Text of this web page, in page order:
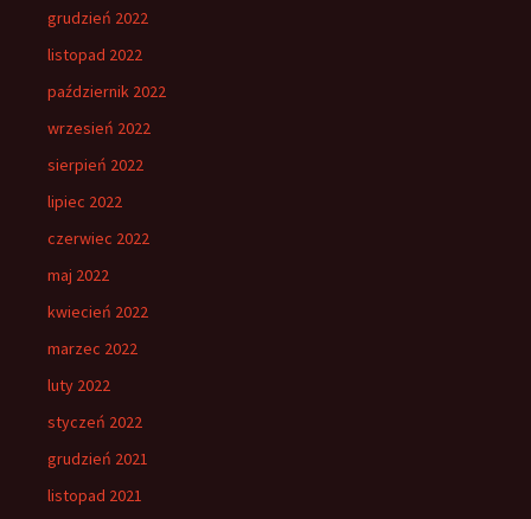
grudzień 2022
listopad 2022
październik 2022
wrzesień 2022
sierpień 2022
lipiec 2022
czerwiec 2022
maj 2022
kwiecień 2022
marzec 2022
luty 2022
styczeń 2022
grudzień 2021
listopad 2021